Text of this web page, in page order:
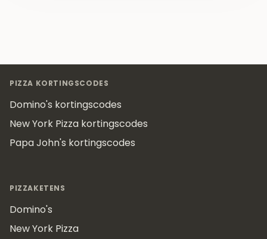
PIZZA KORTINGSCODES
Domino's kortingscodes
New York Pizza kortingscodes
Papa John's kortingscodes
PIZZAKETENS
Domino's
New York Pizza